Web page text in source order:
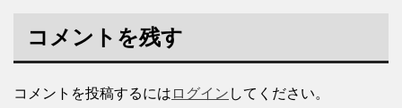
コメントを残す
コメントを投稿するには ログイン してください。